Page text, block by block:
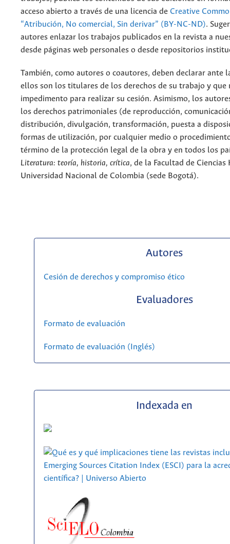
acceso abierto a través de una licencia de Creative
“Atribución, No comercial, Sin derivar” (BY-NC-ND).
autores enlazar los trabajos publicados en la revista a
desde páginas web personales o desde repositorios
También, como autores o coautores, deben declarar ante
ellos son los titulares de los derechos de su trabajo y que
impedimento para realizar su cesión. Asimismo, los
los derechos patrimoniales (de reproducción,
distribución, divulgación, transformación, puesta a
formas de utilización, por cualquier medio o
término de la protección legal de la obra y en todos los
Literatura: teoría, historia, crítica, de la Facultad de Ciencias
Universidad Nacional de Colombia (sede Bogotá).
Autores
Cesión de derechos y compromiso ético
Evaluadores
Formato de evaluación
Formato de evaluación (Inglés)
Indexada en